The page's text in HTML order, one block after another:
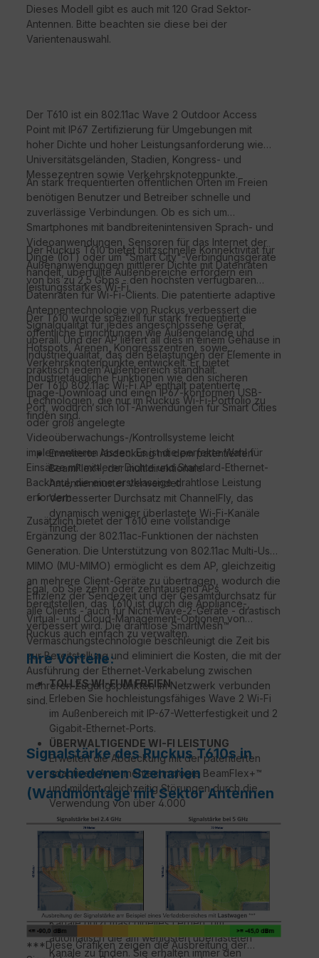
Dieses Modell gibt es auch mit 120 Grad Sektor-
Antennen. Bitte beachten sie diese bei der
Varientenauswahl.
Der T610 ist ein 802.11ac Wave 2 Outdoor Access
Point mit IP67 Zertifizierung für Umgebungen mit
hoher Dichte und hoher Leistungsanforderung wie
Universitätsgeländen, Stadien, Kongress- und
Messezentren sowie Verkehrsknotenpunkte.
An stark frequentierten öffentlichen Orten im Freien
benötigen Benutzer und Betreiber schnelle und
zuverlässige Verbindungen. Ob es sich um
Smartphones mit bandbreitenintensiven Sprach- und
Videoanwendungen, Sensoren für das Internet der
Dinge (IoT) oder um "Smart City"-Verbindungsgeräte
handelt, überfüllte Außenbereiche erfordern ein
leistungsstarkes Wi-Fi.
Der Ruckus T610 bietet blitzschnelle Konnektivität für
Außenanwendungen mittlerer Dichte mit Datenraten
von bis zu 2,5 Gbps - den höchsten verfügbaren
Datenraten für Wi-Fi-Clients. Die patentierte adaptive
Antennentechnologie von Ruckus verbessert die
Signalqualität für jedes angeschlossene Gerät,
überall. Und der AP liefert all dies in einem Gehäuse in
Industriequalität, das den Belastungen der Elemente in
praktisch jedem Außenbereich standhält.
Der T610 wurde speziell für stark frequentierte
öffentliche Einrichtungen wie Außengelände und
Hotspots, Arenen, Kongresszentren, sowie
Verkehrsknotenpunkte entwickelt. Er bietet
industrietaugliche Funktionen wie den sicheren
Image-Download und einen IP67-konformen USB-
Port, wodurch sich IoT-Anwendungen für Smart Cities
oder groß angelegte
Videoüberwachungs-/Kontrollsysteme leicht
implementieren lassen. Es ist die perfekte Wahl für
Einsätze mit mittlerer Dichte und Standard-Ethernet-
Backhaul, die eine erstklassige drahtlose Leistung
erfordern.
Der T610 802.11ac Wi-Fi AP enthält patentierte
Technologien, die nur im Ruckus Wi-Fi-Portfolio zu
finden sind.
Erweiterte Abdeckung mit dem patentierten
BeamFlex+, der multidirektionale
Antennenmuster verwendet.
Verbesserter Durchsatz mit ChannelFly, das
dynamisch weniger überlastete Wi-Fi-Kanäle
findet.
Zusätzlich bietet der T610 eine vollständige
Ergänzung der 802.11ac-Funktionen der nächsten
Generation. Die Unterstützung von 802.11ac Multi-User
MIMO (MU-MIMO) ermöglicht es dem AP, gleichzeitig
an mehrere Client-Geräte zu übertragen, wodurch die
Effizienz der Sendezeit und der Gesamtdurchsatz für
alle Clients - auch für Nicht-Wave-2-Geräte - drastisch
verbessert wird. Die drahtlose SmartMesh™
Vermaschungstechnologie beschleunigt die Zeit bis
zur Bereitstellung und eliminiert die Kosten, die mit der
Ausführung der Ethernet-Verkabelung zwischen
mehreren Zugangspunkten im Netzwerk verbunden
sind.
Egal, ob Sie zehn oder zehntausend APs
bereitstellen, das T610 ist durch die Appliance-,
Virtual- und Cloud-Management-Optionen von
Ruckus auch einfach zu verwalten.
Ihre Vorteile:
TOLLES WI-FI IM FREIEN
Erleben Sie hochleistungsfähiges Wave 2 Wi-Fi
im Außenbereich mit IP-67-Wetterfestigkeit und 2
Gigabit-Ethernet-Ports.
ÜBERWALTIGENDE WI-FI LEISTUNG
Erweitert die Abdeckung mit der patentierten
adaptiven Antennentechnologie BeamFlex+™
und mildert gleichzeitig Störungen durch die
Verwendung von über 4.000
Richtantennendiagrammen.
MEHRERE MANAGEMENT-OPTIONEN
Verwalten Sie das T610 aus der Cloud oder mit
physischen/virtuellen Geräten vor Ort.
AUTOMATISIEREN SIE DEN OPTIMALEN
DURCHSATZ
Die ChannelFly™ Technologie der dynamischen
Kanäle nutzt maschinelles Lernen, um
automatisch die am wenigsten überlasteten
Kanäle zu finden. Sie erhalten immer den
Signalstärke des Ruckus T610s in
verschiedenen Szenarien
(Wandmontage mit Sektor Antennen
***Diese Grafiken zeigen die Ausbreitung der